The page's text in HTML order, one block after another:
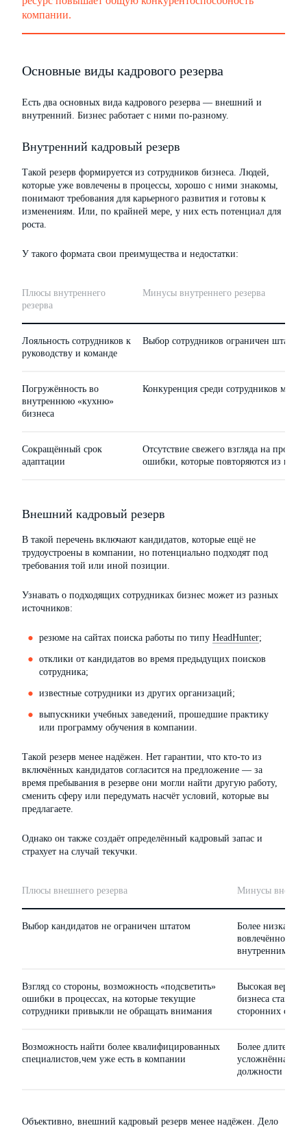
компании.
Основные виды кадрового резерва
Есть два основных вида кадрового резерва — внешний и
внутренний. Бизнес работает с ними по-разному.
Внутренний кадровый резерв
Такой резерв формируется из сотрудников бизнеса. Людей,
которые уже вовлечены в процессы, хорошо с ними знакомы,
понимают требования для карьерного развития и готовы к
изменениям. Или, по крайней мере, у них есть потенциал для
роста.
У такого формата свои преимущества и недостатки:
Плюсы внутреннего
резерва
Минусы внутреннего резерва
Лояльность сотрудников к
руководству и команде
Выбор сотрудников ограничен штатом
Погружённость во
внутреннюю «кухню»
бизнеса
Конкуренция среди сотрудников
Сокращённый срок
адаптации
Отсутствие свежего взгляда на
ошибки, которые повторяются из
Внешний кадровый резерв
В такой перечень включают кандидатов, которые ещё не
трудоустроены в компании, но потенциально подходят под
требования той или иной позиции.
Узнавать о подходящих сотрудниках бизнес может из разных
источников:
резюме на сайтах поиска работы по типу HeadHunter;
отклики от кандидатов во время предыдущих поисков
сотрудника;
известные сотрудники из других организаций;
выпускники учебных заведений, прошедшие практику
или программу обучения в компании.
Такой резерв менее надёжен. Нет гарантии, что кто-то из
включённых кандидатов согласится на предложение — за
время пребывания в резерве они могли найти другую работу,
сменить сферу или передумать насчёт условий, которые вы
предлагаете.
Однако он также создаёт определённый кадровый запас и
страхует на случай текучки.
Плюсы внешнего резерва Минусы
Выбор кандидатов не ограничен штатом
Более низкая
вовлечённость
внутренним
Взгляд со стороны, возможность «подсветить»
ошибки в процессах, на которые текущие
сотрудники привыкли не обращать внимания
Высокая
бизнеса станет
сторонних
Возможность найти более квалифицированных
специалистов,чем уже есть в компании
Более
усложнённая
должности
Объективно, внешний кадровый резерв менее надёжен. Дело